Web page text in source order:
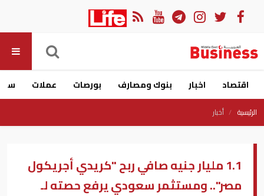
اقتصاد اخبار بنوك ومصارف بورصات عملات
الرئيسية أخبار
1.1 مليار جنيه صافي ربح "كريدي أجريكول
مصر".. ومستثمر سعودي يرفع حصته لـ